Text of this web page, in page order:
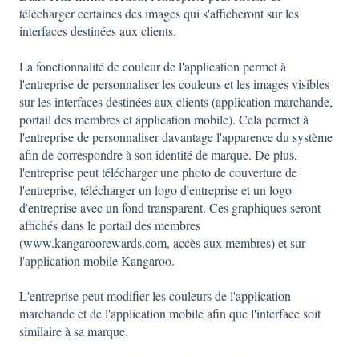
télécharger certaines des images qui s'afficheront sur les
interfaces destinées aux clients.
La fonctionnalité de couleur de l'application permet à
l'entreprise de personnaliser les couleurs et les images visibles
sur les interfaces destinées aux clients (application marchande,
portail des membres et application mobile). Cela permet à
l'entreprise de personnaliser davantage l'apparence du système
afin de correspondre à son identité de marque. De plus,
l'entreprise peut télécharger une photo de couverture de
l'entreprise, télécharger un logo d'entreprise et un logo
d'entreprise avec un fond transparent. Ces graphiques seront
affichés dans le portail des membres
(www.kangaroorewards.com, accès aux membres) et sur
l'application mobile Kangaroo.
L'entreprise peut modifier les couleurs de l'application
marchande et de l'application mobile afin que l'interface soit
similaire à sa marque.